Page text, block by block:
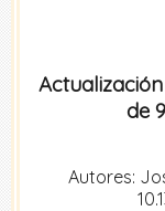
de
Autores: